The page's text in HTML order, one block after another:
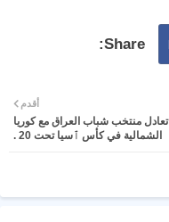
أقدم
تعادل منتخب شباب العراق مع كوريا
الشمالية في كأس ٱسيا تحت 20 .